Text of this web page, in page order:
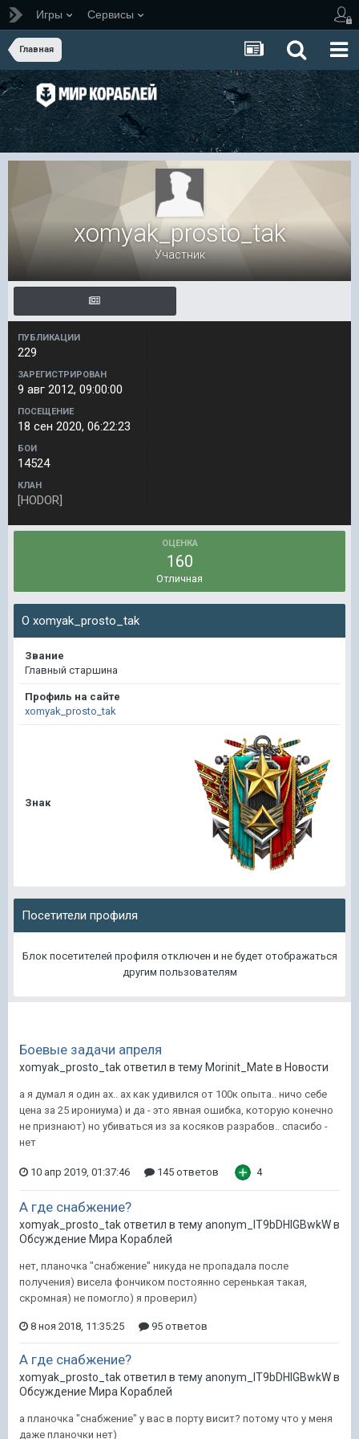
Игры Сервисы
Главная
xomyak_prosto_tak
Участник
ПУБЛИКАЦИИ
229
ЗАРЕГИСТРИРОВАН
9 авг 2012, 09:00:00
ПОСЕЩЕНИЕ
18 сен 2020, 06:22:23
БОИ
14524
КЛАН
[HODOR]
ОЦЕНКА
160
Отличная
О xomyak_prosto_tak
Звание
Главный старшина
Профиль на сайте
xomyak_prosto_tak
Знак
Посетители профиля
Блок посетителей профиля отключен и не будет отображаться
другим пользователям
Боевые задачи апреля
xomyak_prosto_tak ответил в тему Morinit_Mate в Новости
а я думал я один ах.. ах как удивился от 100к опыта.. ничо себе
цена за 25 ирониума) и да - это явная ошибка, которую конечно
не признают) но убиваться из за косяков разрабов.. спасибо -
нет
10 апр 2019, 01:37:46 145 ответов 4
А где снабжение?
xomyak_prosto_tak ответил в тему anonym_lT9bDHIGBwkW в
Обсуждение Мира Кораблей
нет, планочка "снабжение" никуда не пропадала после
получения) висела фончиком постоянно серенькая такая,
скромная) не помогло) я проверил)
8 ноя 2018, 11:35:25 95 ответов
А где снабжение?
xomyak_prosto_tak ответил в тему anonym_lT9bDHIGBwkW в
Обсуждение Мира Кораблей
а планочка "снабжение" у вас в порту висит? потому что у меня
даже планочки нет)